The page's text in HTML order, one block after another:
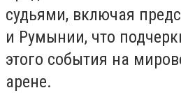
судьями, включая
и Румынии, что
этого события на
арене.